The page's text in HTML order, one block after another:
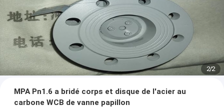
2/2
MPA Pn1.6 a bridé corps et disque de l'acier au
carbone WCB de vanne papillon